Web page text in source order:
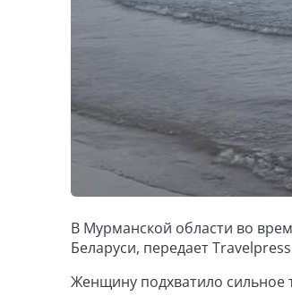
В Мурманской области во
Беларуси, передает
Женщину подхватило сильное